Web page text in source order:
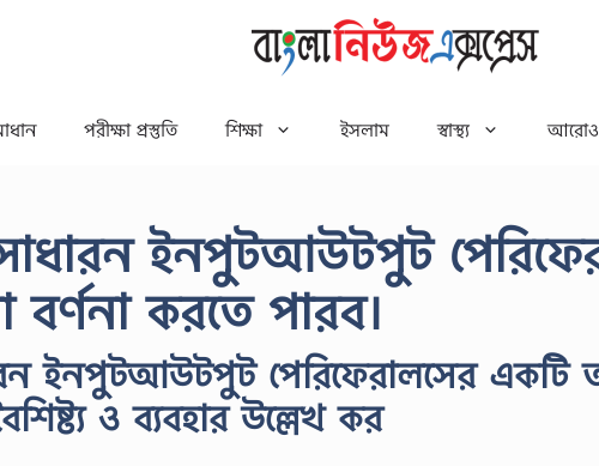
পরীক্ষা প্রস্তুতি শিক্ষা ইসলাম স্বাস্থ্য আরোও
ইনপুটআউটপুট
বর্ণনা করতে পারব।
ইনপুটআউটপুট পেরিফেরালসের একটি
ও ব্যবহার উল্লেখ কর